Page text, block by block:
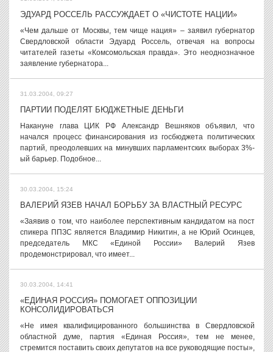
ЭДУАРД РОССЕЛЬ РАССУЖДАЕТ О «ЧИСТОТЕ НАЦИИ»
«Чем дальше от Москвы, тем чище нация» – заявил губернатор
Свердловской области Эдуард Россель, отвечая на вопросы
читателей газеты «Комсомольская правда». Это неоднозначное
заявление губернатора...
31.03.2004, 09:27
ПАРТИИ ПОДЕЛЯТ БЮДЖЕТНЫЕ ДЕНЬГИ
Накануне глава ЦИК РФ Александр Вешняков объявил, что
начался процесс финансирования из госбюджета политических
партий, преодолевших на минувших парламентских выборах 3%-
ый барьер. Подобное...
30.03.2004, 15:24
ВАЛЕРИЙ ЯЗЕВ НАЧАЛ БОРЬБУ ЗА ВЛАСТНЫЙ РЕСУРС
«Заявив о том, что наиболее перспективным кандидатом на пост
спикера ППЗС является Владимир Никитин, а не Юрий Осинцев,
председатель МКС «Единой России» Валерий Язев
продемонстрировал, что имеет...
30.03.2004, 14:41
«ЕДИНАЯ РОССИЯ» ПОМОГАЕТ ОППОЗИЦИИ
КОНСОЛИДИРОВАТЬСЯ
«Не имея квалифицированного большинства в Свердловской
областной думе, партия «Единая Россия», тем не менее,
стремится поставить своих депутатов на все руководящие посты»,